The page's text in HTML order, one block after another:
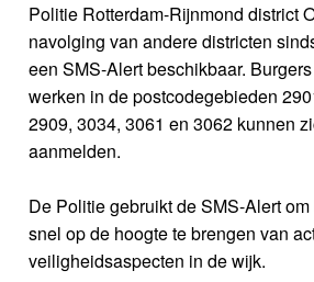
Politie Rotterdam-Rijnmond district
navolging van andere districten
een SMS-Alert beschikbaar.
werken in de postcodegebieden
2909, 3034, 3061 en 3062 kunnen
aanmelden.
De Politie gebruikt de SMS-Alert
snel op de hoogte te brengen van
veiligheidsaspecten in de wijk.